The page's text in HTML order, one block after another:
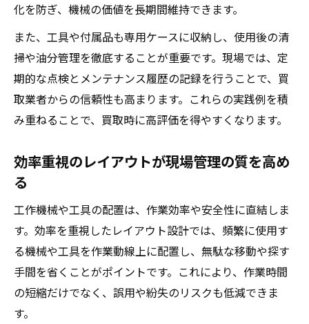
化を防ぎ、機械の価値を長期間維持できます。
また、工具や付属品も専用ケースに収納し、使用後の清
掃や油分管理を徹底することが重要です。現場では、定
期的な点検とメンテナンス履歴の記録を行うことで、買
取業者からの信頼性も高まります。これらの実践例を積
み重ねることで、買取時に高評価を得やすくなります。
効率重視のレイアウトが現場管理の質を高め
る
工作機械や工具の配置は、作業効率や安全性に直結しま
す。効率を重視したレイアウト設計では、頻繁に使用す
る機械や工具を作業動線上に配置し、無駄な移動や探す
手間を省くことがポイントです。これにより、作業時間
の短縮だけでなく、誤用や紛失のリスクも低減できま
す。